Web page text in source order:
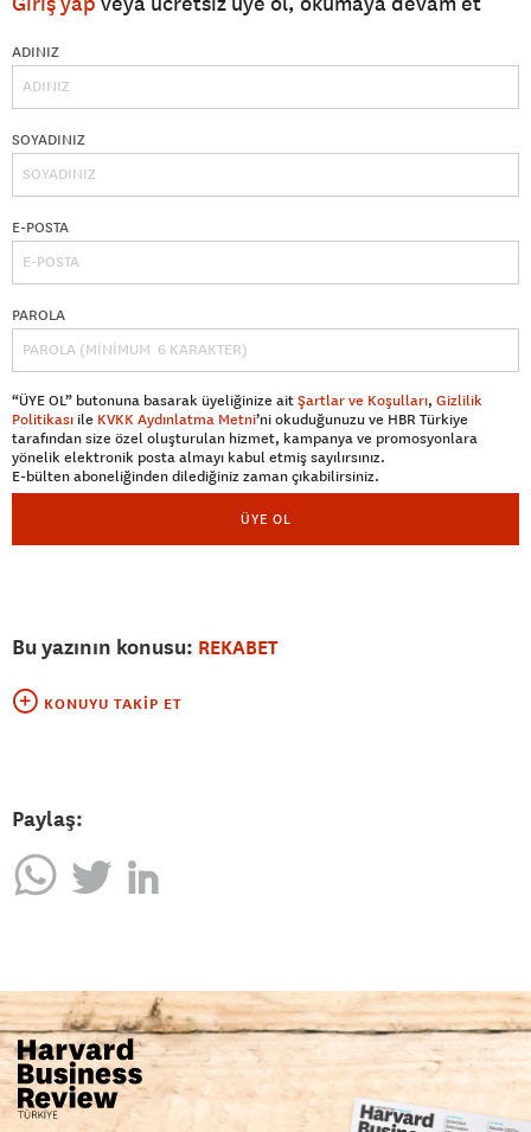
ADINIZ
SOYADINIZ
E-POSTA
PAROLA
“ÜYE OL” butonuna basarak üyeliğinize aitŞartlar ve Koşulları, Gizlilik
Politikası ile KVKK Aydınlatma Metni’ni okuduğunuzu ve HBR Türkiye
tarafından size özel oluşturulan hizmet, kampanya ve promosyonlara
yönelik elektronik posta almayı kabul etmiş sayılırsınız.
E-bülten aboneliğinden dilediğiniz zaman çıkabilirsiniz.
ÜYE OL
Bu yazının konusu: REKABET
KONUYU TAKIP ET
Paylaş: